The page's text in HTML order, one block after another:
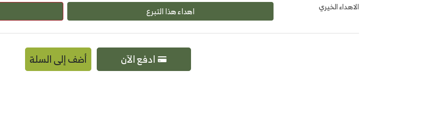
الاهداء الخيري اهداء هذا التبرع
ادفع الآن أضف إلى السلة